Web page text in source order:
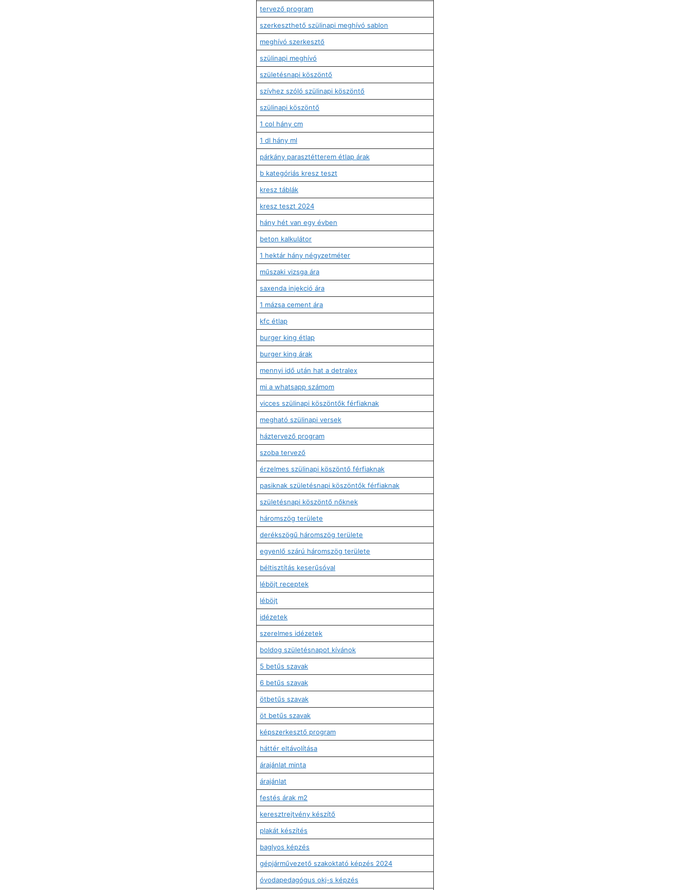
tervező program
szerkeszthető szülinapi meghívó sablon
meghívó szerkesztő
szülinapi meghívó
születésnapi köszöntő
szívhez szóló szülinapi köszöntő
szülinapi köszöntő
1 col hány cm
1 dl hány ml
párkány parasztétterem étlap árak
b kategóriás kresz teszt
kresz táblák
kresz teszt 2024
hány hét van egy évben
beton kalkulátor
1 hektár hány négyzetméter
műszaki vizsga ára
saxenda injekció ára
1 mázsa cement ára
kfc étlap
burger king étlap
burger king árak
mennyi idő után hat a detralex
mi a whatsapp számom
vicces szülinapi köszöntők férfiaknak
megható szülinapi versek
háztervező program
szoba tervező
érzelmes szülinapi köszöntő férfiaknak
pasiknak születésnapi köszöntők férfiaknak
születésnapi köszöntő nőknek
háromszög területe
derékszögű háromszög területe
egyenlő szárú háromszög területe
béltisztítás keserűsóval
léböjt receptek
léböjt
idézetek
szerelmes idézetek
boldog születésnapot kívánok
5 betűs szavak
6 betűs szavak
ötbetűs szavak
öt betűs szavak
képszerkesztő program
háttér eltávolítása
árajánlat minta
árajánlat
festés árak m2
keresztrejtvény készítő
plakát készítés
baglyos képzés
gépjárművezető szakoktató képzés 2024
óvodapedagógus okj-s képzés